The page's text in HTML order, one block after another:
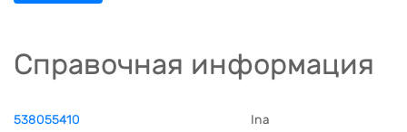
Справочная информация
538055410
Ina